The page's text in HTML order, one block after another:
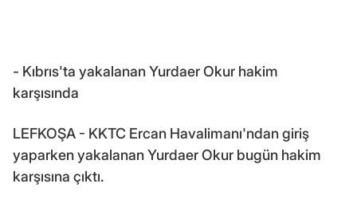
- Kıbrıs'ta yakalanan Yurdaer Okur hakim
karşısında
LEFKOŞA - KKTC Ercan Havalimanı'ndan giriş
yaparken yakalanan Yurdaer Okur bugün hakim
karşısına çıktı.